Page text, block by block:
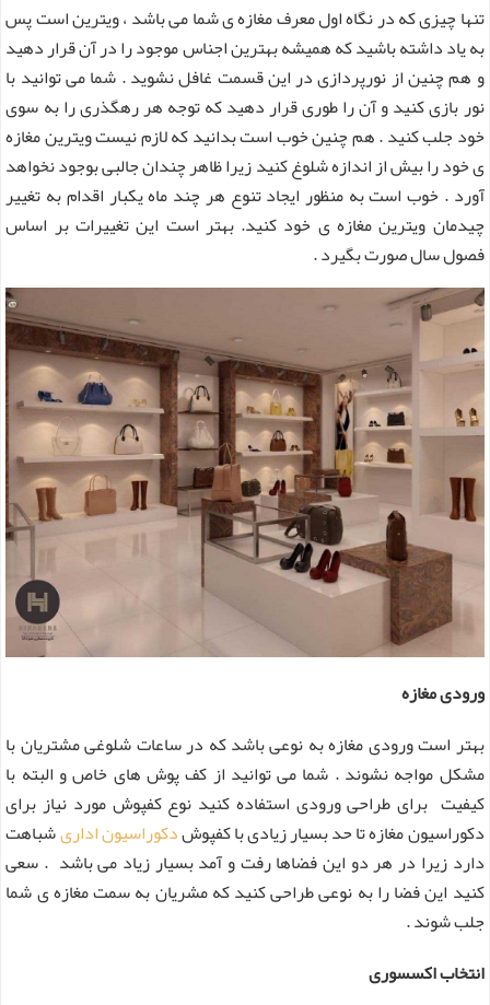
تنها چیزی که در نگاه اول معرف مغازه ی شما می باشد ، ویترین است پس
به یاد داشته باشید که همیشه بهترین اجناس موجود را در آن قرار دهید
و هم چنین از نورپردازی در این قسمت غافل نشوید . شما می توانید با
نور بازی کنید و آن را طوری قرار دهید که توجه هر رهگذری را به سوی
خود جلب کنید . هم چنین خوب است بدانید که لازم نیست ویترین مغازه
ی خود را بیش از اندازه شلوغ کنید زیرا ظاهر چندان جالبی بوجود نخواهد
آورد . خوب است به منظور ایجاد تنوع هر چند ماه یکبار اقدام به تغییر
چیدمان ویترین مغازه ی خود کنید. بهتر است این تغییرات بر اساس
فصول سال صورت بگیرد .
ورودی مغازه
بهتر است ورودی مغازه به نوعی باشد که در ساعات شلوغی مشتریان با
مشکل مواجه نشوند . شما می توانید از کف پوش های خاص و البته با
کیفیت برای طراحی ورودی استفاده کنید نوع کفپوش مورد نیاز برای
دکوراسیون مغازه تا حد بسیار زیادی با کفپوشدکوراسیون اداریشباهت
دارد زیرا در هر دو این فضاها رفت و آمد بسیار زیاد می باشد . سعی
کنید این فضا را به نوعی طراحی کنید که مشریان به سمت مغازه ی شما
جلب شوند .
انتخاب اکسسوری